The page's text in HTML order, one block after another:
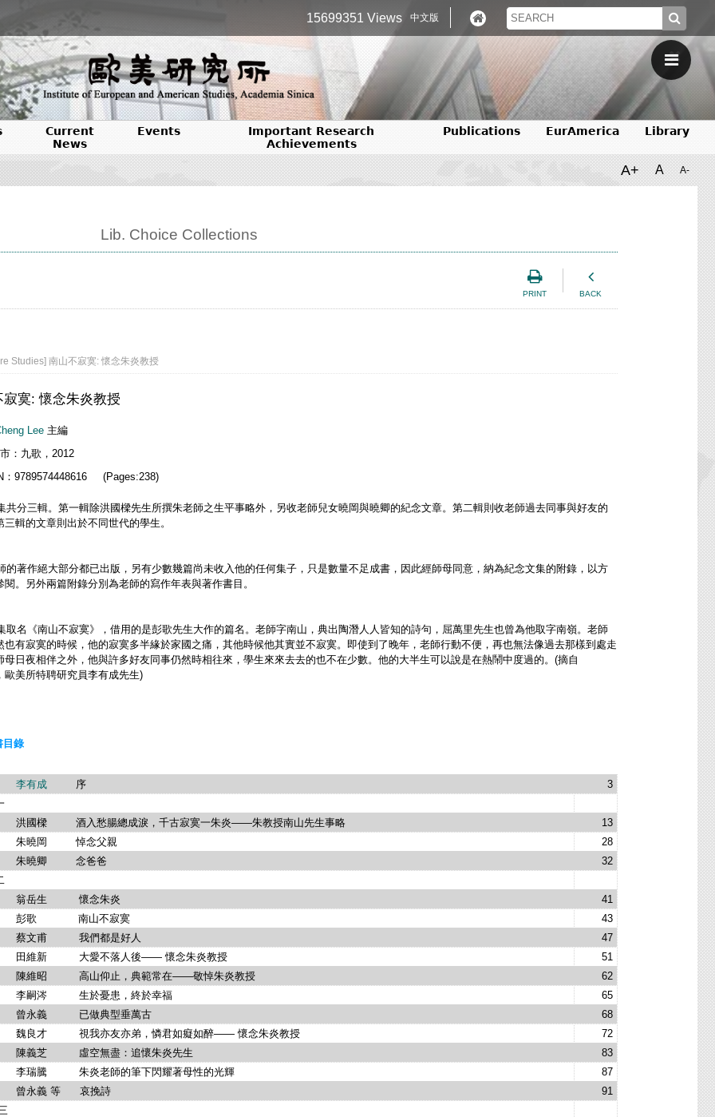
15699351 Views 中文版
Current
News
Events
Important Research
Achievements
Publications EurAmerica Library
A+ A A-
Lib. Choice Collections
PRINT BACK
Studies] 南山不寂寞: 懷念朱炎教授
寂寞: 懷念朱炎教授
Lee 主編
：九歌，2012
：9789574448616 (Pages:238)
三輯。第一輯除洪國樑先生所撰朱老師之生平事略外，另收老師兒女曉岡與曉卿的紀念文章。第二輯則收老師過去同事與好友的
三輯的文章則出於不同世代的學生。
作絕大部分都已出版，另有少數幾篇尚未收入他的任何集子，只是數量不足成書，因此經師母同意，納為紀念文集的附錄，以方
閱。另外兩篇附錄分別為老師的寫作年表與著作書目。
《南山不寂寞》，借用的是彭歌先生大作的篇名。老師字南山，典出陶潛人人皆知的詩句，屈萬里先生也曾為他取字南嶺。老師
也有寂寞的時候，他的寂寞多半緣於家國之痛，其他時候他其實並不寂寞。即使到了晚年，老師行動不便，再也無法像過去那樣到處走
母日夜相伴之外，他與許多好友同事仍然時相往來，學生來來去去的也不在少數。他的大半生可以說是在熱鬧中度過的。(摘自
歐美所特聘研究員李有成先生)
目錄
李有成 序
3
酒入愁腸總成淚，千古寂寞一朱炎——朱教授南山先生事略
13
岡 悼念父親
28
卿 念爸爸
32
二
生 懷念朱炎
41
南山不寂寞
43
甫 我們都是好人
47
新 大愛不落人後—— 懷念朱炎教授
51
昭 高山仰止，典範常在——敬悼朱炎教授
62
涔 生於憂患，終於幸福
65
義 已做典型垂萬古
68
視我亦友亦弟，憐君如癡如醉—— 懷念朱炎教授
72
芝 虛空無盡：追懷朱炎先生
83
騰 朱炎老師的筆下閃耀著母性的光輝
87
義 等 哀挽詩
91